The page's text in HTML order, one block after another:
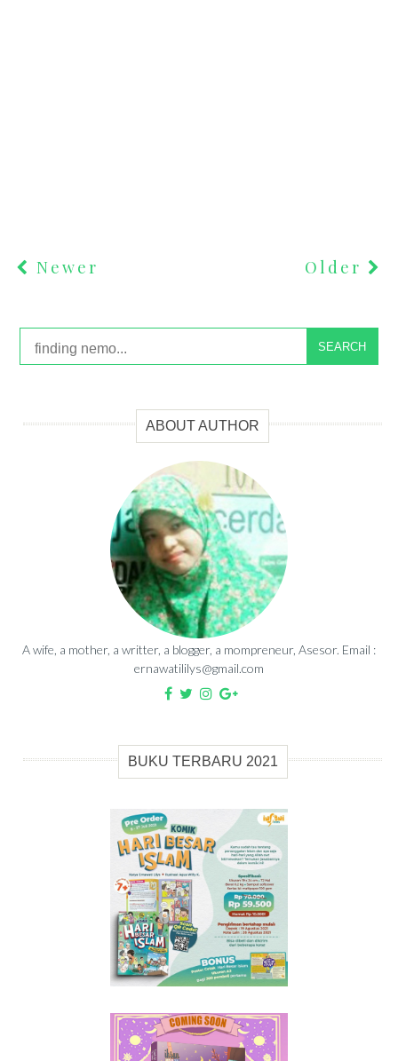
Newer Older
SEARCH
ABOUT AUTHOR
A wife, a mother, a writter, a blogger, a mompreneur, Asesor. Email :
ernawatililys@gmail.com
BUKU TERBARU 2021